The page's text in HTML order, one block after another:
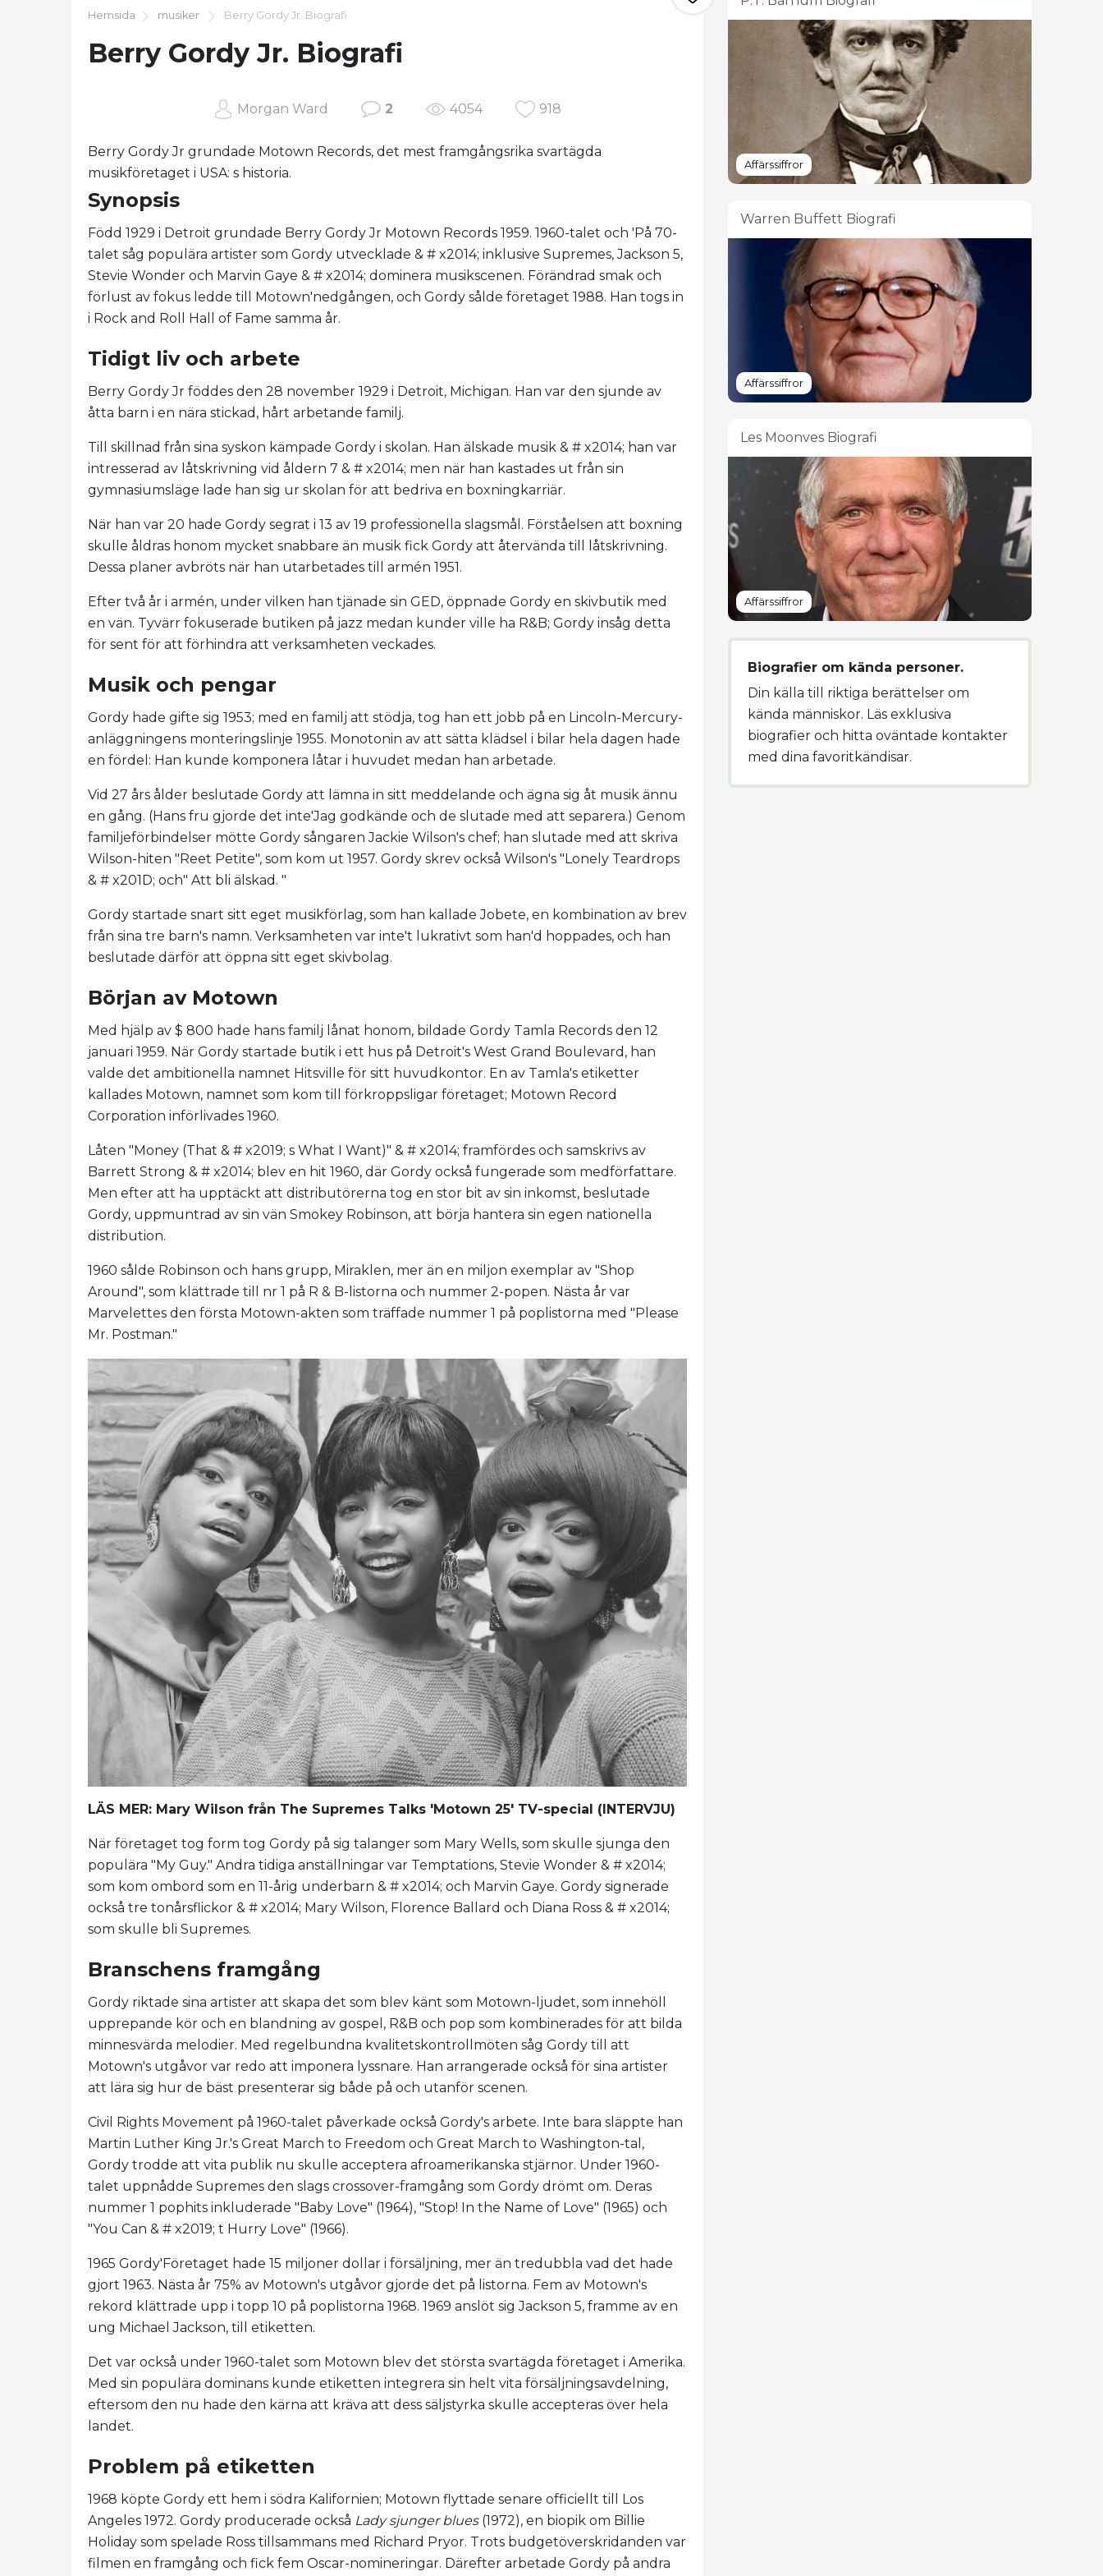
Hemsida musiker Berry Gordy Jr. Biografi
Berry Gordy Jr. Biografi
Morgan Ward 2 4054 918
Berry Gordy Jr grundade Motown Records, det mest framgångsrika svartägda
musikföretaget i USA: s historia.
Synopsis
Född 1929 i Detroit grundade Berry Gordy Jr Motown Records 1959. 1960-talet och 'På 70-
talet såg populära artister som Gordy utvecklade & # x2014; inklusive Supremes, Jackson 5,
Stevie Wonder och Marvin Gaye & # x2014; dominera musikscenen. Förändrad smak och
förlust av fokus ledde till Motown'nedgången, och Gordy sålde företaget 1988. Han togs in
i Rock and Roll Hall of Fame samma år.
Tidigt liv och arbete
Berry Gordy Jr föddes den 28 november 1929 i Detroit, Michigan. Han var den sjunde av
åtta barn i en nära stickad, hårt arbetande familj.
Till skillnad från sina syskon kämpade Gordy i skolan. Han älskade musik & # x2014; han var
intresserad av låtskrivning vid åldern 7 & # x2014; men när han kastades ut från sin
gymnasiumsläge lade han sig ur skolan för att bedriva en boxningkarriär.
När han var 20 hade Gordy segrat i 13 av 19 professionella slagsmål. Förståelsen att boxning
skulle åldras honom mycket snabbare än musik fick Gordy att återvända till låtskrivning.
Dessa planer avbröts när han utarbetades till armén 1951.
Efter två år i armén, under vilken han tjänade sin GED, öppnade Gordy en skivbutik med
en vän. Tyvärr fokuserade butiken på jazz medan kunder ville ha R&B; Gordy insåg detta
för sent för att förhindra att verksamheten veckades.
Musik och pengar
Gordy hade gifte sig 1953; med en familj att stödja, tog han ett jobb på en Lincoln-Mercury-
anläggningens monteringslinje 1955. Monotonin av att sätta klädsel i bilar hela dagen hade
en fördel: Han kunde komponera låtar i huvudet medan han arbetade.
Vid 27 års ålder beslutade Gordy att lämna in sitt meddelande och ägna sig åt musik ännu
en gång. (Hans fru gjorde det inte'Jag godkände och de slutade med att separera.) Genom
familjeförbindelser mötte Gordy sångaren Jackie Wilson's chef; han slutade med att skriva
Wilson-hiten "Reet Petite", som kom ut 1957. Gordy skrev också Wilson's "Lonely Teardrops
& # x201D; och" Att bli älskad. "
Gordy startade snart sitt eget musikförlag, som han kallade Jobete, en kombination av brev
från sina tre barn's namn. Verksamheten var inte't lukrativt som han'd hoppades, och han
beslutade därför att öppna sitt eget skivbolag.
Början av Motown
Med hjälp av $ 800 hade hans familj lånat honom, bildade Gordy Tamla Records den 12
januari 1959. När Gordy startade butik i ett hus på Detroit's West Grand Boulevard, han
valde det ambitionella namnet Hitsville för sitt huvudkontor. En av Tamla's etiketter
kallades Motown, namnet som kom till förkroppsligar företaget; Motown Record
Corporation införlivades 1960.
Låten "Money (That & # x2019; s What I Want)" & # x2014; framfördes och samskrivs av
Barrett Strong & # x2014; blev en hit 1960, där Gordy också fungerade som medförfattare.
Men efter att ha upptäckt att distributörerna tog en stor bit av sin inkomst, beslutade
Gordy, uppmuntrad av sin vän Smokey Robinson, att börja hantera sin egen nationella
distribution.
1960 sålde Robinson och hans grupp, Miraklen, mer än en miljon exemplar av "Shop
Around", som klättrade till nr 1 på R & B-listorna och nummer 2-popen. Nästa år var
Marvelettes den första Motown-akten som träffade nummer 1 på poplistorna med "Please
Mr. Postman."
LÄS MER: Mary Wilson från The Supremes Talks 'Motown 25' TV-special (INTERVJU)
När företaget tog form tog Gordy på sig talanger som Mary Wells, som skulle sjunga den
populära "My Guy." Andra tidiga anställningar var Temptations, Stevie Wonder & # x2014;
som kom ombord som en 11-årig underbarn & # x2014; och Marvin Gaye. Gordy signerade
också tre tonårsflickor & # x2014; Mary Wilson, Florence Ballard och Diana Ross & # x2014;
som skulle bli Supremes.
Branschens framgång
Gordy riktade sina artister att skapa det som blev känt som Motown-ljudet, som innehöll
upprepande kör och en blandning av gospel, R&B och pop som kombinerades för att bilda
minnesvärda melodier. Med regelbundna kvalitetskontrollmöten såg Gordy till att
Motown's utgåvor var redo att imponera lyssnare. Han arrangerade också för sina artister
att lära sig hur de bäst presenterar sig både på och utanför scenen.
Civil Rights Movement på 1960-talet påverkade också Gordy's arbete. Inte bara släppte han
Martin Luther King Jr.'s Great March to Freedom och Great March to Washington-tal,
Gordy trodde att vita publik nu skulle acceptera afroamerikanska stjärnor. Under 1960-
talet uppnådde Supremes den slags crossover-framgång som Gordy drömt om. Deras
nummer 1 pophits inkluderade "Baby Love" (1964), "Stop! In the Name of Love" (1965) och
"You Can & # x2019; t Hurry Love" (1966).
1965 Gordy'Företaget hade 15 miljoner dollar i försäljning, mer än tredubbla vad det hade
gjort 1963. Nästa år 75% av Motown's utgåvor gjorde det på listorna. Fem av Motown's
rekord klättrade upp i topp 10 på poplistorna 1968. 1969 anslöt sig Jackson 5, framme av en
ung Michael Jackson, till etiketten.
Det var också under 1960-talet som Motown blev det största svartägda företaget i Amerika.
Med sin populära dominans kunde etiketten integrera sin helt vita försäljningsavdelning,
eftersom den nu hade den kärna att kräva att dess säljstyrka skulle accepteras över hela
landet.
Problem på etiketten
1968 köpte Gordy ett hem i södra Kalifornien; Motown flyttade senare officiellt till Los
Angeles 1972. Gordy producerade också Lady sjunger blues (1972), en biopik om Billie
Holiday som spelade Ross tillsammans med Richard Pryor. Trots budgetöverskridanden var
filmen en framgång och fick fem Oscar-nomineringar. Därefter arbetade Gordy på andra
Affärssiffror
Warren Buffett Biografi
Affärssiffror
Les Moonves Biografi
Affärssiffror
Biografier om kända personer.
Din källa till riktiga berättelser om
kända människor. Läs exklusiva
biografier och hitta oväntade kontakter
med dina favoritkändisar.